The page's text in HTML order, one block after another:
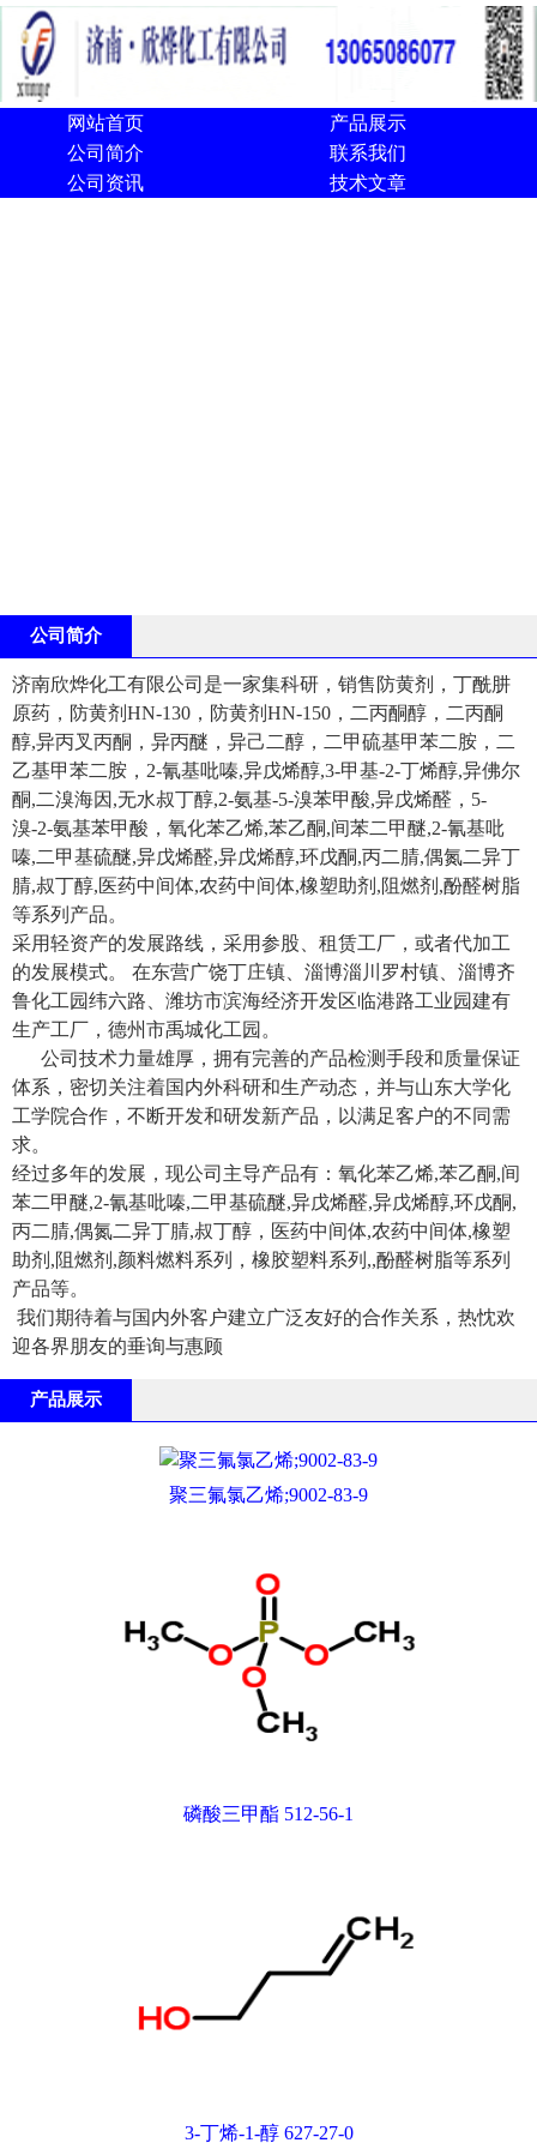
网站首页
产品展示
公司简介
联系我们
公司资讯
技术文章
公司简介
济南欣烨化工有限公司是一家集科研，销售防黄剂，丁酰肼
原药，防黄剂HN-130，防黄剂HN-150，二丙酮醇，二丙酮
醇,异丙叉丙酮，异丙醚，异己二醇，二甲硫基甲苯二胺，二
乙基甲苯二胺，2-氰基吡嗪,异戊烯醇,3-甲基-2-丁烯醇,异佛尔
酮,二溴海因,无水叔丁醇,2-氨基-5-溴苯甲酸,异戊烯醛，5-
溴-2-氨基苯甲酸，氧化苯乙烯,苯乙酮,间苯二甲醚,2-氰基吡
嗪,二甲基硫醚,异戊烯醛,异戊烯醇,环戊酮,丙二腈,偶氮二异丁
腈,叔丁醇,医药中间体,农药中间体,橡塑助剂,阻燃剂,酚醛树脂
等系列产品。
采用轻资产的发展路线，采用参股、租赁工厂，或者代加工
的发展模式。 在东营广饶丁庄镇、淄博淄川罗村镇、淄博齐
鲁化工园纬六路、潍坊市滨海经济开发区临港路工业园建有
生产工厂，德州市禹城化工园。
公司技术力量雄厚，拥有完善的产品检测手段和质量保证
体系，密切关注着国内外科研和生产动态，并与山东大学化
工学院合作，不断开发和研发新产品，以满足客户的不同需
求。
经过多年的发展，现公司主导产品有：氧化苯乙烯,苯乙酮,间
苯二甲醚,2-氰基吡嗪,二甲基硫醚,异戊烯醛,异戊烯醇,环戊酮,
丙二腈,偶氮二异丁腈,叔丁醇，医药中间体,农药中间体,橡塑
助剂,阻燃剂,颜料燃料系列，橡胶塑料系列,,酚醛树脂等系列
产品等。
我们期待着与国内外客户建立广泛友好的合作关系，热忱欢
迎各界朋友的垂询与惠顾
产品展示
聚三氟氯乙烯;9002-83-9
磷酸三甲酯 512-56-1
3-丁烯-1-醇 627-27-0